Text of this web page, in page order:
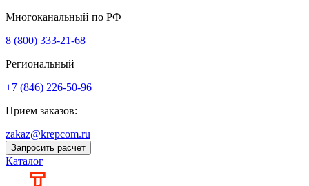
Многоканальный по РФ
8 (800) 333‑21-68
Региональный
+7 (846) 226-50-96
Прием заказов:
zakaz@krepcom.ru
Запросить расчет
Каталог